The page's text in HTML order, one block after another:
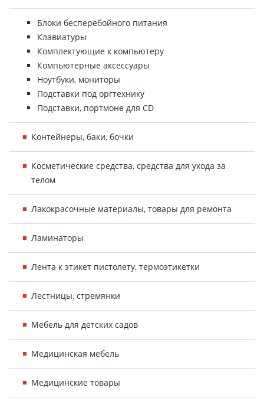
Блоки бесперебойного питания
Клавиатуры
Комплектующие к компьютеру
Компьютерные аксессуары
Ноутбуки, мониторы
Подставки под оргтехнику
Подставки, портмоне для CD
Контейнеры, баки, бочки
Косметические средства, средства для ухода за
телом
Лакокрасочные материалы, товары для ремонта
Ламинаторы
Лента к этикет пистолету, термоэтикетки
Лестницы, стремянки
Мебель для детских садов
Медицинская мебель
Медицинские товары